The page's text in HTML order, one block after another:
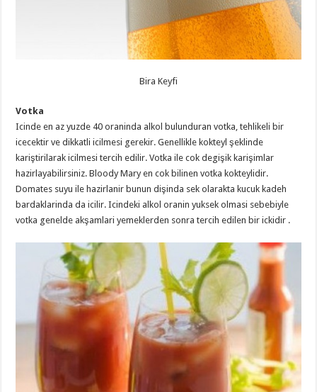
Bira Keyfi
Votka
Icinde en az yuzde 40 oraninda alkol bulunduran votka, tehlikeli bir
icecektir ve dikkatli icilmesi gerekir. Genellikle kokteyl şeklinde
kariştirilarak icilmesi tercih edilir. Votka ile cok degişik karişimlar
hazirlayabilirsiniz. Bloody Mary en cok bilinen votka kokteylidir.
Domates suyu ile hazirlanir bunun dişinda sek olarakta kucuk kadeh
bardaklarinda da icilir. Icindeki alkol oranin yuksek olmasi sebebiyle
votka genelde akşamlari yemeklerden sonra tercih edilen bir ickidir .